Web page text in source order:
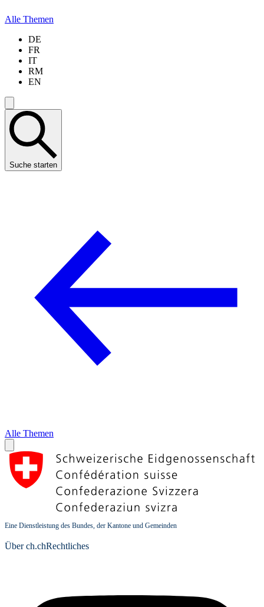
Alle Themen
DE
FR
IT
RM
EN
Suche starten
Alle Themen
Eine Dienstleistung des Bundes, der Kantone und Gemeinden
Über ch.chRechtliches